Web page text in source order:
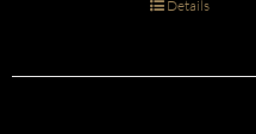
Details